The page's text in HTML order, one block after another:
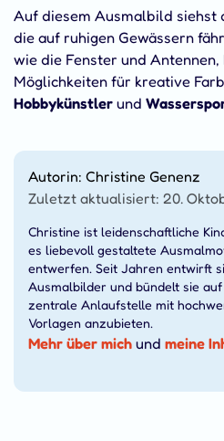
Auf diesem Ausmalbild siehst
die auf ruhigen Gewässern
wie die Fenster und
Möglichkeiten für kreative
Hobbykünstler und
Autorin: Christine Genenz
Zuletzt aktualisiert: 20.
Christine ist leidenschaftliche
es liebevoll gestaltete
entwerfen. Seit Jahren entwirft
Ausmalbilder und bündelt sie
zentrale Anlaufstelle mit
Vorlagen anzubieten.
Mehr über mich und meine